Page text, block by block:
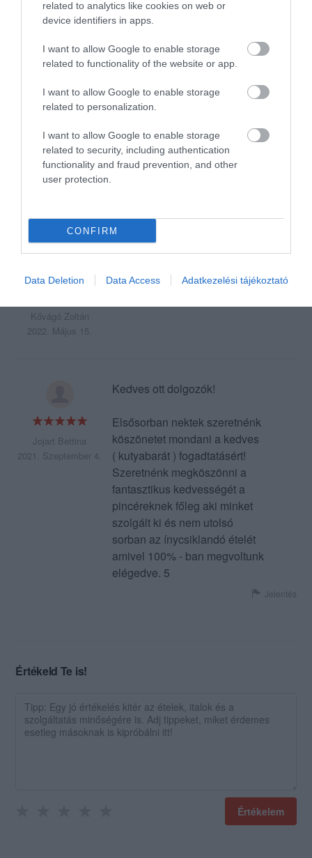
related to analytics like cookies on web or
device identifiers in apps.
I want to allow Google to enable storage
related to functionality of the website or app.
I want to allow Google to enable storage
related to personalization.
I want to allow Google to enable storage
related to security, including authentication
functionality and fraud prevention, and other
user protection.
CONFIRM
Data Deletion Data Access Adatkezelési tájékoztató
ha egyre kevesebben térnek
talán munkája sem lesz. Ha
egyre kevesebben jönnek
Siófokra ilyen ,,vendégségbe,,
akkor valószínűleg többeknek
velem voltam ma, három
vendégem, valószínűleg
messzire elkerülik a jövőben
Kővágó Zoltán
2022. Május 15.
tökéletes olasz konyha...
Jojart Bettina
2021. Szeptember 4.
Kedves ott dolgozók!
Elsősorban nektek szeretnénk
köszönetet mondani a kedves
( kutyabarát ) fogadtatásért!
Szeretnénk megköszönni a
fantasztikus kedvességét a
pincéreknek főleg aki minket
szolgált ki és nem utolsó
sorban az ínycsiklandó ételét
amivel 100% - ban megvoltunk
elégedve. 5
Jelentés
Értékeld Te is!
Értékelem